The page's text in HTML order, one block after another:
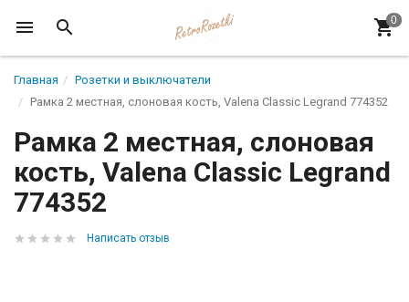
Главная
Розетки и выключатели
Рамка 2 местная, слоновая кость, Valena Classic Legrand 774352
Рамка 2 местная, слоновая
кость, Valena Classic Legrand
774352
Написать отзыв